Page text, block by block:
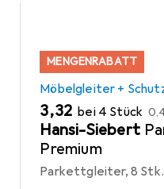
MENGENRABATT
Möbelgleiter +
EUR
3,32 bei 4 Stück
Hansi-Siebert
Premium
Parkettgleiter, 8 Stk.